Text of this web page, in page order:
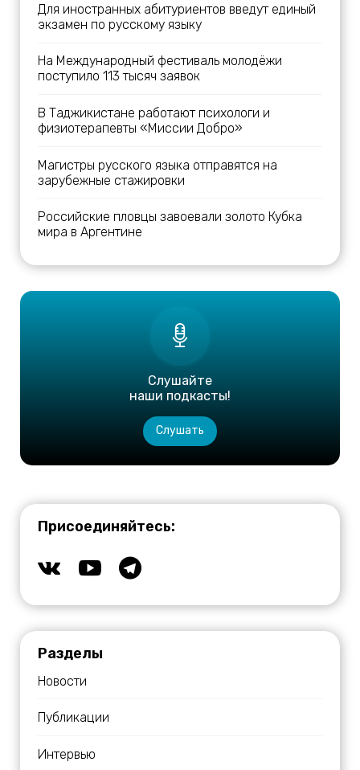
Для иностранных абитуриентов введут единый
экзамен по русскому языку
На Международный фестиваль молодёжи
поступило 113 тысяч заявок
В Таджикистане работают психологи и
физиотерапевты «Миссии Добро»
Магистры русского языка отправятся на
зарубежные стажировки
Российские пловцы завоевали золото Кубка
мира в Аргентине
Слушайте
наши подкасты!
Слушать
Присоединяйтесь:
Разделы
Новости
Публикации
Интервью